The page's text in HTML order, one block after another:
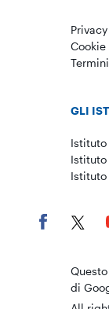
C.F.
Cookie
GLI
Istituto
Istituto
Istituto
di